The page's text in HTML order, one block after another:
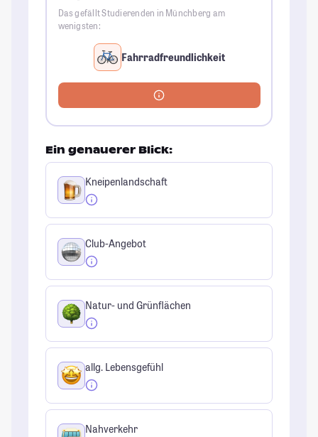
Das gefällt Studierenden in Münchberg am
wenigsten:
Fahrradfreundlichkeit
Ein genauerer Blick:
Kneipenlandschaft
Club-Angebot
Natur- und Grünflächen
allg. Lebensgefühl
Nahverkehr